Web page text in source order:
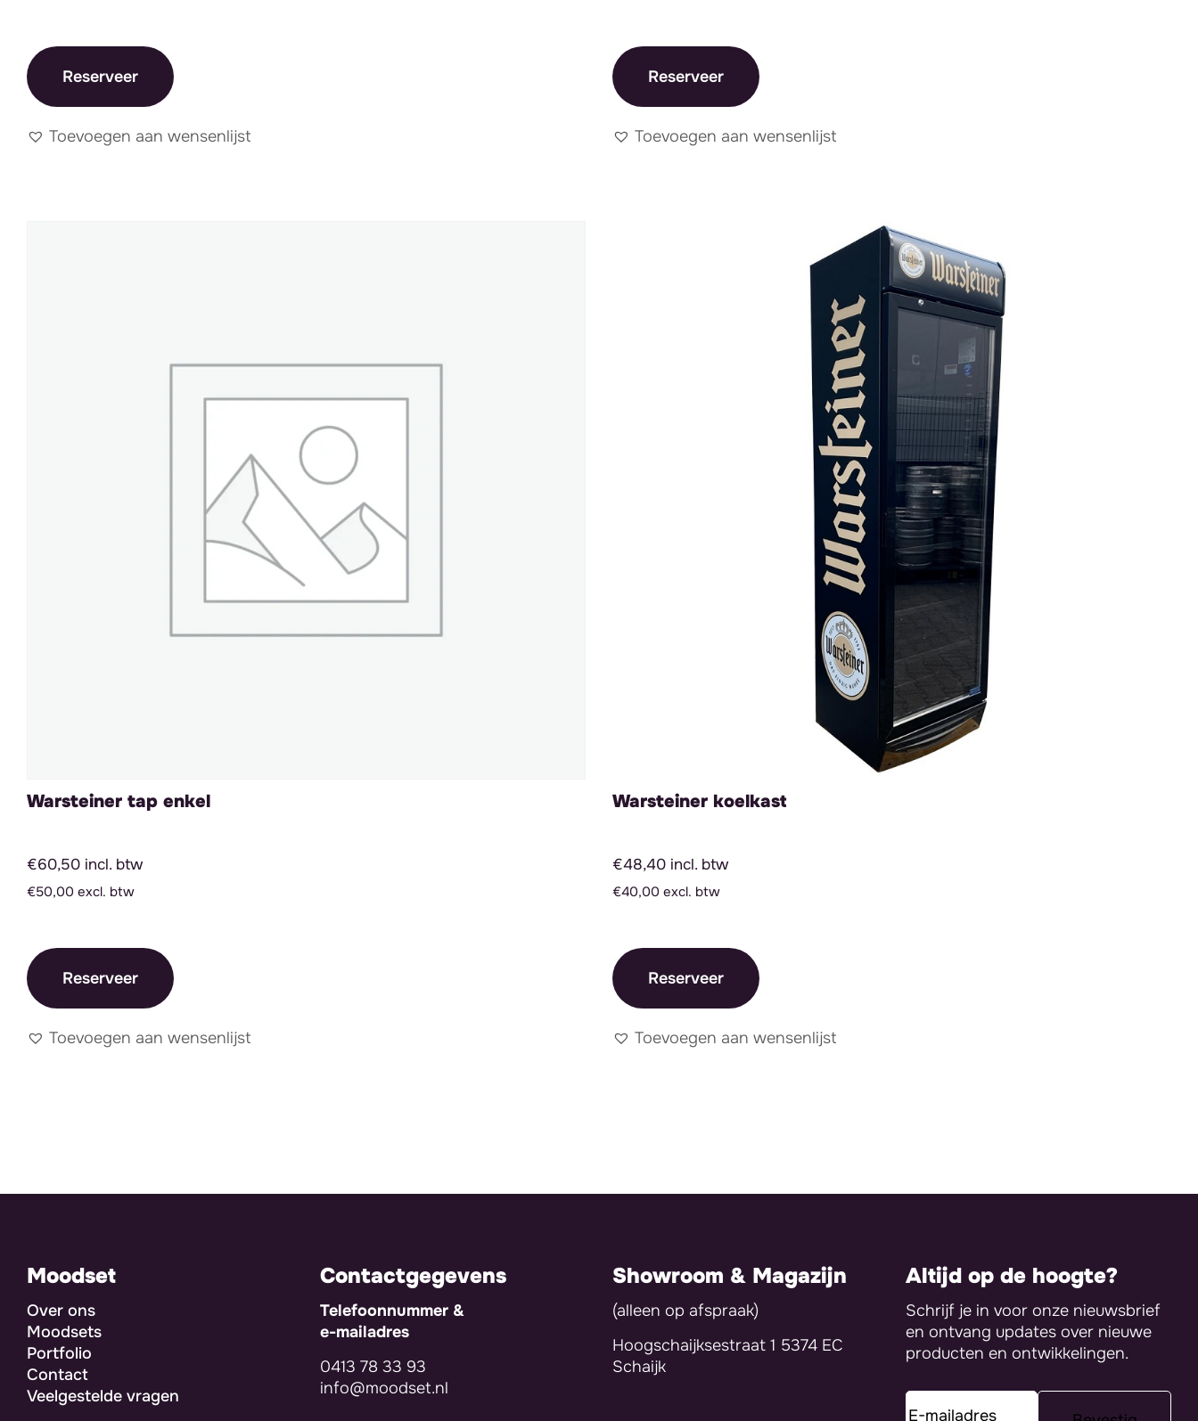
Reserveer
Toevoegen aan wensenlijst
Reserveer
Toevoegen aan wensenlijst
Warsteiner tap enkel
€60,50 incl. btw
€50,00 excl. btw
Reserveer
Toevoegen aan wensenlijst
Warsteiner koelkast
€48,40 incl. btw
€40,00 excl. btw
Reserveer
Toevoegen aan wensenlijst
Moodset
Over ons
Moodsets
Portfolio
Contact
Veelgestelde vragen
Contactgegevens
Telefoonnummer &
e-mailadres
0413 78 33 93
info@moodset.nl
Showroom & Magazijn
(alleen op afspraak)
Hoogschaijksestraat 1 5374 EC
Schaijk
Altijd op de hoogte?
Schrijf je in voor onze nieuwsbrief
en ontvang updates over nieuwe
producten en ontwikkelingen.